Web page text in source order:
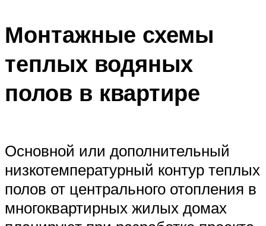
Монтажные схемы
теплых водяных
полов в квартире
Основной или дополнительный
низкотемпературный контур теплых
полов от центрального отопления в
многоквартирных жилых домах